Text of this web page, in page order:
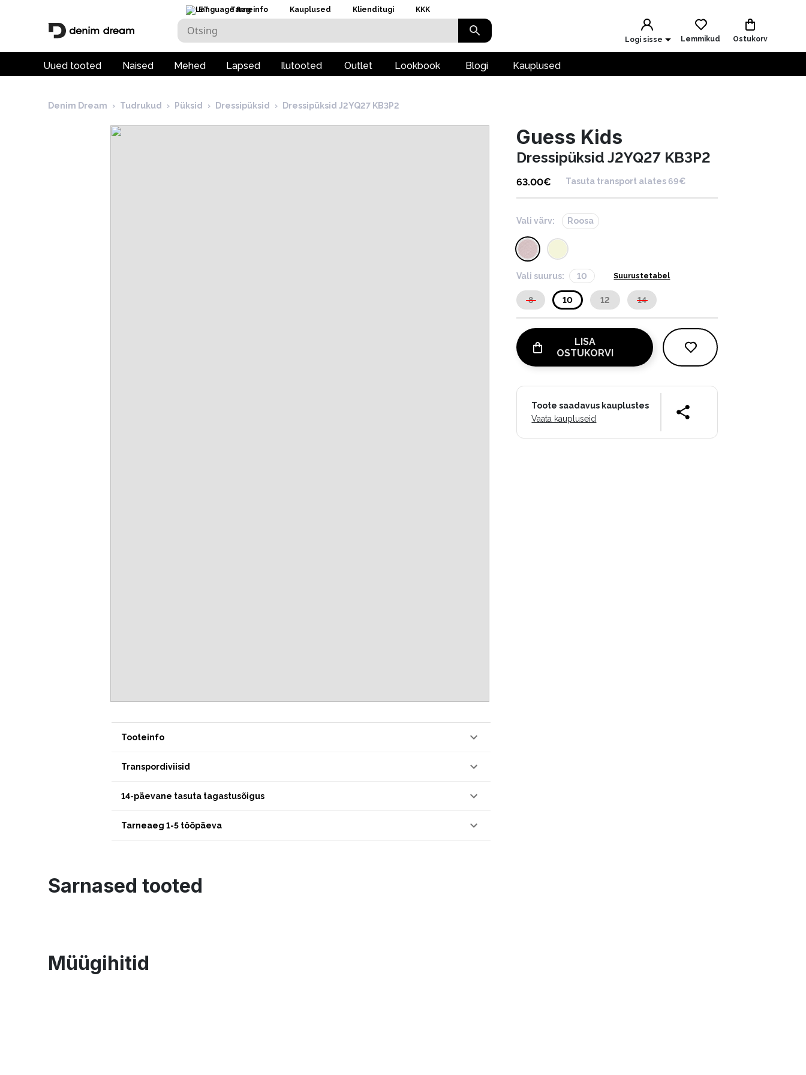
ET Tarneinfo Kauplused Klienditugi KKK
Logi sisse Lemmikud Ostukorv
Uued tooted Naised Mehed Lapsed Ilutooted Outlet Lookbook Blogi Kauplused
Denim Dream › Tudrukud › Püksid › Dressipüksid › Dressipüksid J2YQ27 KB3P2
Tooteinfo
Transpordiviisid
14-päevane tasuta tagastusõigus
Tarneaeg 1-5 tööpäeva
Guess Kids
Dressipüksid J2YQ27 KB3P2
63.00€ Tasuta transport alates 69€
Vali värv: Roosa
Vali suurus: 10 Suurustetabel
8 10 12 14
LISA
OSTUKORVI
Toote saadavus kauplustes
Vaata kaupluseid
Sarnased tooted
Müügihitid